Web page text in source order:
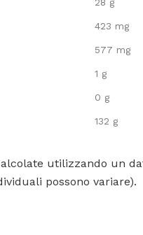
423 mg
577 mg
1 g
0 g
132 g
utilizzando un
possono variare).